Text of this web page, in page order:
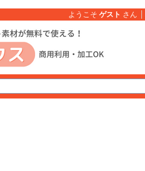
ようこそ ゲスト さん